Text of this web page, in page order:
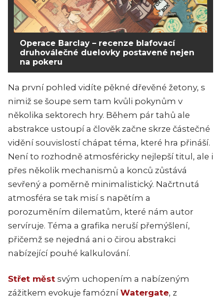
Operace Barclay – recenze blafovací
druhoválečné duelovky postavené nejen
na pokeru
Na první pohled vidíte pěkné dřevěné žetony, s
nimiž se šoupe sem tam kvůli pokynům v
několika sektorech hry. Během pár tahů ale
abstrakce ustoupí a člověk začne skrze částečné
vidění souvislostí chápat téma, které hra přináší.
Není to rozhodně atmosféricky nejlepší titul, ale i
přes několik mechanismů a konců zůstává
sevřený a poměrně minimalistický. Načrtnutá
atmosféra se tak misí s napětím a
porozuměním dilematům, které nám autor
servíruje. Téma a grafika neruší přemýšlení,
přičemž se nejedná ani o čirou abstrakci
nabízející pouhé kalkulování.
Střet měst svým uchopením a nabízeným
zážitkem evokuje famózní Watergate, z